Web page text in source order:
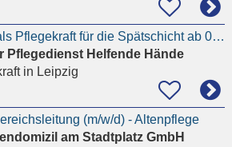
Stelle als Pflegekraft für die Spätschicht ab 01.01.27
Pflegedienst Helfende Hände
in Leipzig
(m/w/d) - Altenpflege
am Stadtplatz GmbH